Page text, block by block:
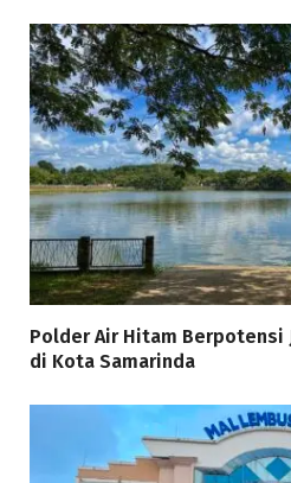
Polder Air Hitam Berpotensi
di Kota Samarinda